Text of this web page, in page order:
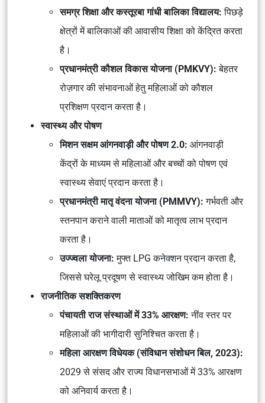
समग्र शिक्षा और कस्तूरबा गांधी बालिका विद्यालय:पिछड़े
क्षेत्रों मेंबालिकाओं की आवासीय शिक्षाको केंद्रित करता
है।
प्रधानमंत्री कौशल विकास योजना (PMKVY): बेहतर
रोज़गार की संभावनाओं हेतुमहिलाओं को कौशल
प्रशिक्षणप्रदान करता है।
स्वास्थ्य और पोषण
मिशन सक्षम आंगनवाड़ी और पोषण 2.0: आंगनवाड़ी
केंद्रों के माध्यम सेमहिलाओं और बच्चों को पोषण एवं
स्वास्थ्य सेवाएंप्रदान करता है।
प्रधानमंत्री मातृ वंदना योजना (PMMVY):गर्भवती और
स्तनपान कराने वाली माताओंकोमातृत्व लाभप्रदान
करता है।
उज्ज्वला योजना:मुफ्त LPG कनेक्शनप्रदान करता है,
जिससेघरेलू प्रदूषण से स्वास्थ्य जोखिमकम होता है।
राजनीतिक सशक्तिकरण
पंचायती राज संस्थाओं में 33% आरक्षण: नींव स्तर पर
महिलाओं की भागीदारीसुनिश्चित करता है।
महिला आरक्षण विधेयक (संविधान संशोधन बिल, 2023):
2029 से संसद और राज्य विधानसभाओं में 33% आरक्षण
को अनिवार्य करता है।